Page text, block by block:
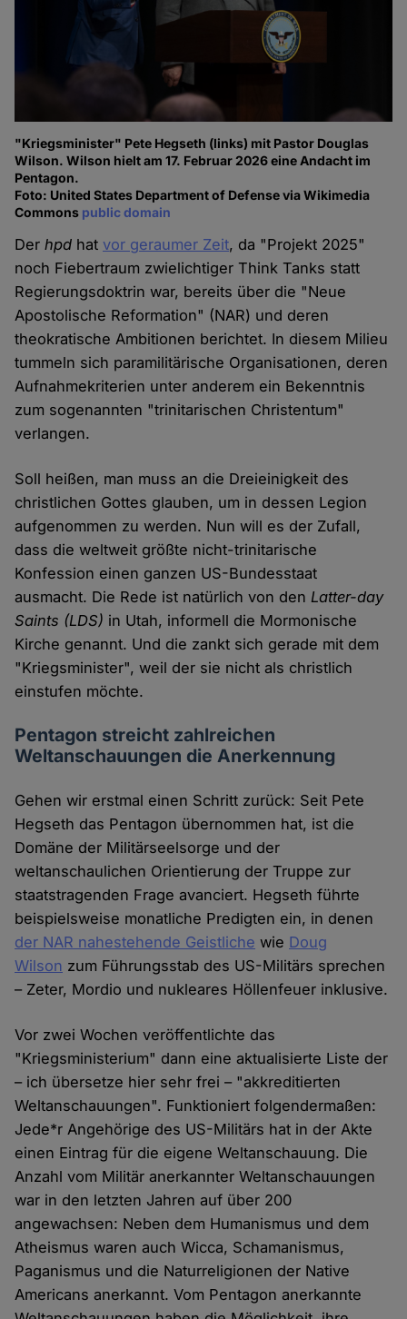
"Kriegsminister" Pete Hegseth (links) mit Pastor Douglas
Wilson. Wilson hielt am 17. Februar 2026 eine Andacht im
Pentagon.
Foto: United States Department of Defense via Wikimedia
Commons public domain
Derhpd hatvor geraumer Zeit, da "Projekt 2025"
noch Fiebertraum zwielichtiger Think Tanks statt
Regierungsdoktrin war, bereits über die "Neue
Apostolische Reformation" (NAR) und deren
theokratische Ambitionen berichtet. In diesem Milieu
tummeln sich paramilitärische Organisationen, deren
Aufnahmekriterien unter anderem ein Bekenntnis
zum sogenannten "trinitarischen Christentum"
verlangen.
Soll heißen, man muss an die Dreieinigkeit des
christlichen Gottes glauben, um in dessen Legion
aufgenommen zu werden. Nun will es der Zufall,
dass die weltweit größte nicht-trinitarische
Konfession einen ganzen US-Bundesstaat
ausmacht. Die Rede ist natürlich von den Latter-day
Saints (LDS) in Utah, informell die Mormonische
Kirche genannt. Und die zankt sich gerade mit dem
"Kriegsminister", weil der sie nicht als christlich
einstufen möchte.
Pentagon streicht zahlreichen
Weltanschauungen die Anerkennung
Gehen wir erstmal einen Schritt zurück: Seit Pete
Hegseth das Pentagon übernommen hat, ist die
Domäne der Militärseelsorge und der
weltanschaulichen Orientierung der Truppe zur
staatstragenden Frage avanciert. Hegseth führte
beispielsweise monatliche Predigten ein, in denen
der NAR nahestehende Geistliche wie Doug
Wilson zum Führungsstab des US-Militärs sprechen
– Zeter, Mordio und nukleares Höllenfeuer inklusive.
Vor zwei Wochen veröffentlichte das
"Kriegsministerium" dann eine aktualisierte Liste der
– ich übersetze hier sehr frei – "akkreditierten
Weltanschauungen". Funktioniert folgendermaßen:
Jede*r Angehörige des US-Militärs hat in der Akte
einen Eintrag für die eigene Weltanschauung. Die
Anzahl vom Militär anerkannter Weltanschauungen
war in den letzten Jahren auf über 200
angewachsen: Neben dem Humanismus und dem
Atheismus waren auch Wicca, Schamanismus,
Paganismus und die Naturreligionen der Native
Americans anerkannt. Vom Pentagon anerkannte